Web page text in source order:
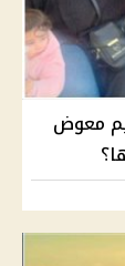
معوض